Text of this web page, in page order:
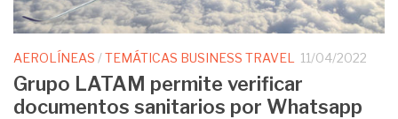
AEROLÍNEAS /TEMÁTICAS BUSINESS TRAVEL 11/04/2022
Grupo LATAM permite verificar
documentos sanitarios por Whatsapp